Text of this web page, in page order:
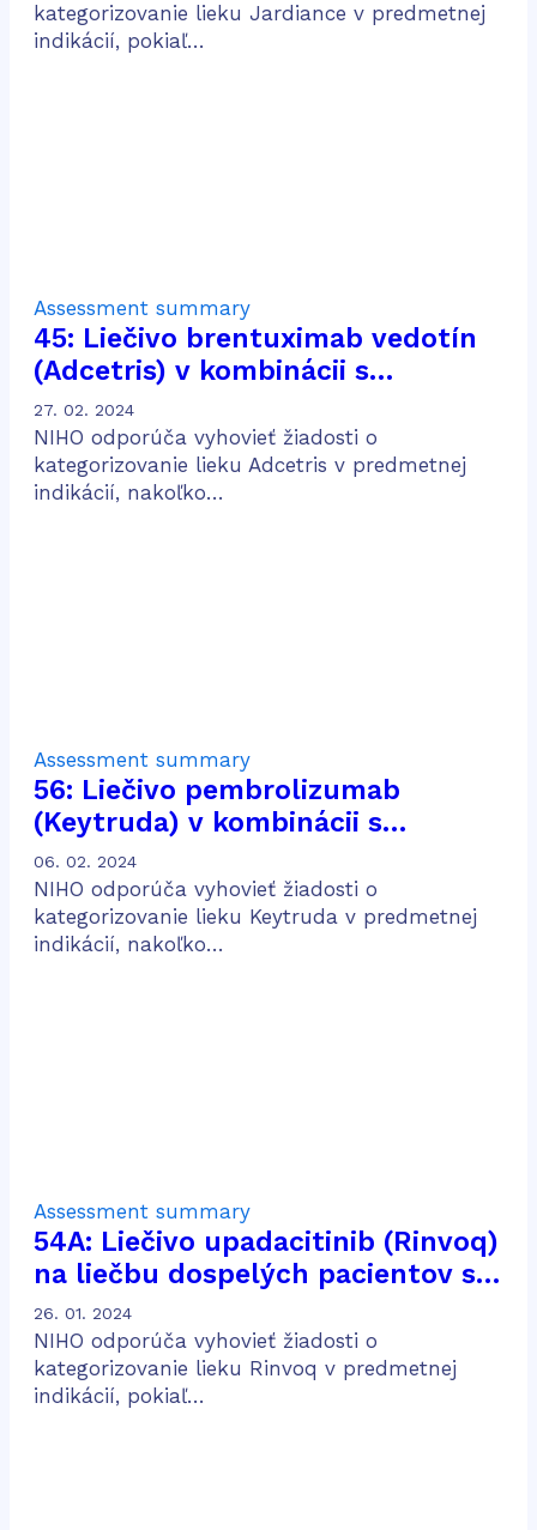
kategorizovanie lieku Jardiance v predmetnej
indikácií, pokiaľ…
Assessment summary
45: Liečivo brentuximab vedotín
(Adcetris) v kombinácii s
doxorubicínom, vinblastínom a
dakarbazínom (AVD) na liečbu
dospelých pacientov s predtým
neliečeným CD30 pozitívnym
27. 02. 2024
NIHO odporúča vyhovieť žiadosti o
kategorizovanie lieku Adcetris v predmetnej
indikácií, nakoľko…
Assessment summary
56: Liečivo pembrolizumab
(Keytruda) v kombinácii s
chemoterapiou obsahujúcou
pemetrexed a platinu na liečbu
dospelých pacientov v prvej línii
metastatického neskvamózneho
06. 02. 2024
NIHO odporúča vyhovieť žiadosti o
kategorizovanie lieku Keytruda v predmetnej
indikácií, nakoľko…
Assessment summary
54A: Liečivo upadacitinib (Rinvoq)
na liečbu dospelých pacientov so
stredne ťažkou až ťažkou
aktívnou ulceróznou kolitídou po
predošlej konvenčnej a biologickej
liečbe
26. 01. 2024
NIHO odporúča vyhovieť žiadosti o
kategorizovanie lieku Rinvoq v predmetnej
indikácií, pokiaľ…